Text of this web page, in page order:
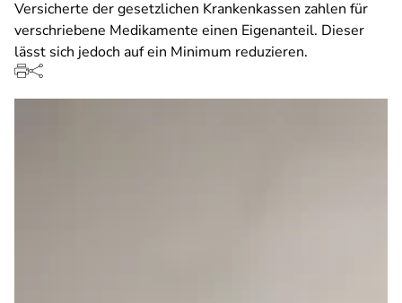
Versicherte der gesetzlichen Krankenkassen zahlen für
verschriebene Medikamente einen Eigenanteil. Dieser
lässt sich jedoch auf ein Minimum reduzieren.